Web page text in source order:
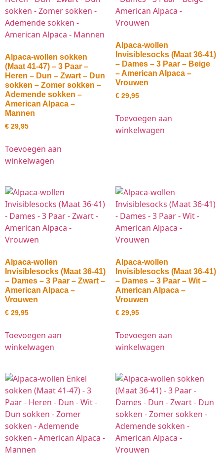
Alpaca-wollen sokken
(Maat 41-47) – 3 Paar –
Heren – Dun – Zwart – Dun
sokken – Zomer sokken –
Ademende sokken –
American Alpaca –
Mannen
€ 29,95
Toevoegen aan
winkelwagen
Alpaca-wollen
Invisiblesocks (Maat 36-41)
– Dames – 3 Paar – Beige
– American Alpaca –
Vrouwen
€ 29,95
Toevoegen aan
winkelwagen
Alpaca-wollen
Invisiblesocks (Maat 36-41)
– Dames – 3 Paar – Zwart –
American Alpaca –
Vrouwen
€ 29,95
Toevoegen aan
winkelwagen
Alpaca-wollen
Invisiblesocks (Maat 36-41)
– Dames – 3 Paar – Wit –
American Alpaca –
Vrouwen
€ 29,95
Toevoegen aan
winkelwagen